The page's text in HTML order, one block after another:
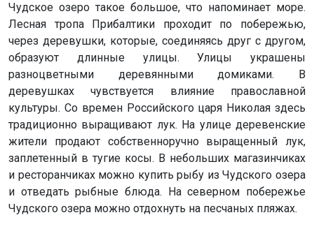
Чудское озеро такое большое, что напоминает море.
Лесная тропа Прибалтики проходит по побережью,
через деревушки, которые, соединяясь друг с другом,
образуют длинные улицы. Улицы украшены
разноцветными деревянными домиками. В
деревушках чувствуется влияние православной
культуры. Со времен Российского царя Николая здесь
традиционно выращивают лук. На улице деревенские
жители продают собственноручно выращенный лук,
заплетенный в тугие косы. В небольших магазинчиках
и ресторанчиках можно купить рыбу из Чудского озера
и отведать рыбные блюда. На северном побережье
Чудского озера можно отдохнуть на песчаных пляжах.